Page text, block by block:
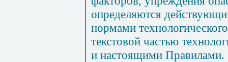
определяются
нормами
текстовой частью
и настоящими Правилами.